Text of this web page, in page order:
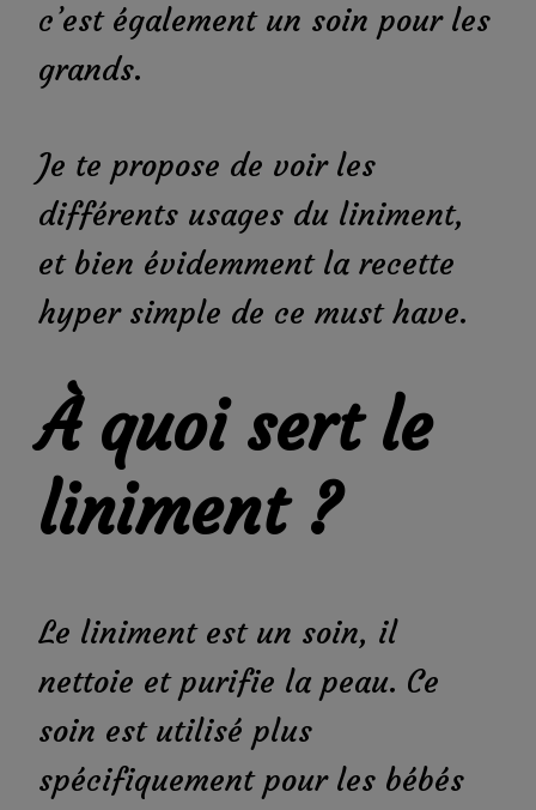
c’est également un soin pour les
grands.
Je te propose de voir les
différents usages du liniment,
et bien évidemment la recette
hyper simple de ce must have.
À quoi sert le
liniment ?
Le liniment est un soin, il
nettoie et purifie la peau. Ce
soin est utilisé plus
spécifiquement pour les bébés